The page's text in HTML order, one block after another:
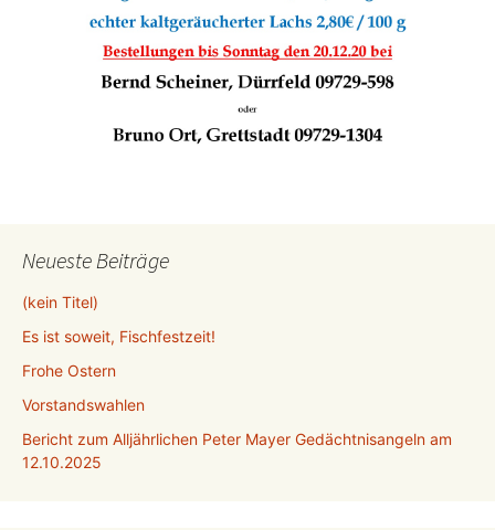
Neueste Beiträge
(kein Titel)
Es ist soweit, Fischfestzeit!
Frohe Ostern
Vorstandswahlen
Bericht zum Alljährlichen Peter Mayer Gedächtnisangeln am
12.10.2025